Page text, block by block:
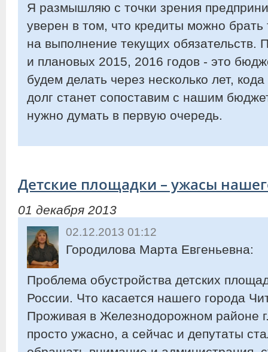
Я размышляю с точки зрения
уверен в том, что кредиты можно брать
на выполнение текущих обязательств.
и плановых 2015, 2016 годов - это
будем делать через несколько лет,
долг станет сопоставим с нашим
нужно думать в первую очередь.
Детские площадки – ужасы
01 декабря 2013
02.12.2013 01:12
Городилова Марта Евгеньевна:
Проблема обустройства детских
России. Что касается нашего города
Проживая в Железнодорожном районе
просто ужасно, а сейчас и депутаты